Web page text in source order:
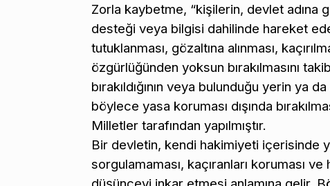
Zorla kaybetme, “kişilerin, devlet
desteği veya bilgisi dahilinde hareket
tutuklanması, gözaltına alınması,
özgürlüğünden yoksun bırakılmasını
bırakıldığının veya bulunduğu yerin ya
böylece yasa koruması dışında
Milletler tarafından yapılmıştır.
Bir devletin, kendi hakimiyeti içerisinde
sorgulamaması, kaçıranları koruması